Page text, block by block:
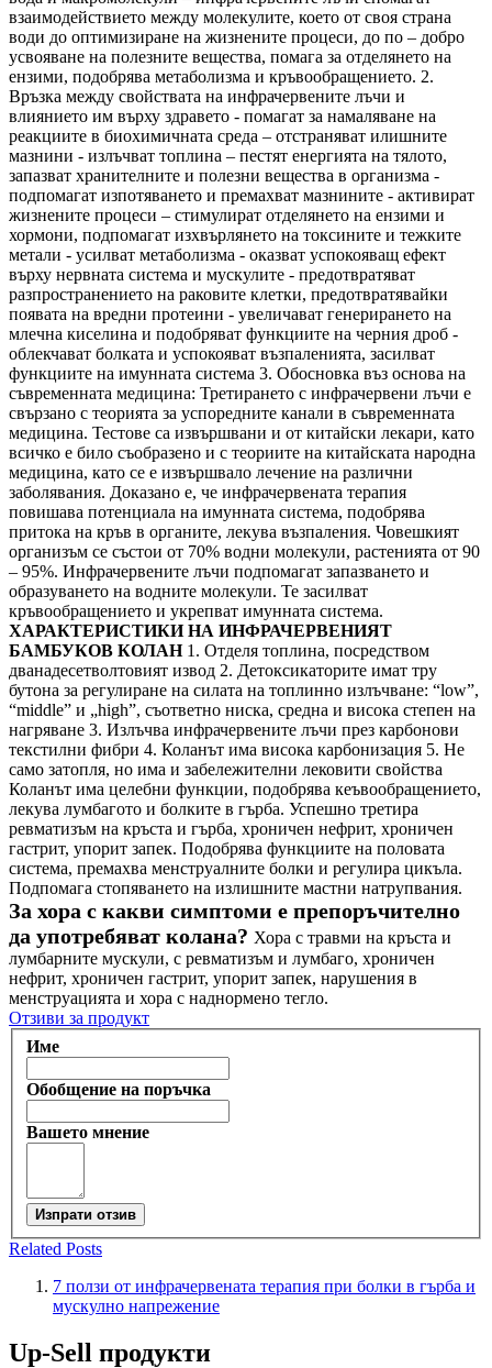
взаимодействието между молекулите, което от своя страна
води до оптимизиране на жизнените процеси, до по – добро
усвояване на полезните вещества, помага за отделянето на
ензими, подобрява метаболизма и кръвообращението. 2.
Връзка между свойствата на инфрачервените лъчи и
влиянието им върху здравето - помагат за намаляване на
реакциите в биохимичната среда – отстраняват илишните
мазнини - излъчват топлина – пестят енергията на тялото,
запазват хранителните и полезни вещества в организма -
подпомагат изпотяването и премахват мазнините - активират
жизнените процеси – стимулират отделянето на ензими и
хормони, подпомагат изхвърлянето на токсините и тежките
метали - усилват метаболизма - оказват успокояващ ефект
върху нервната система и мускулите - предотвратяват
разпространението на раковите клетки, предотвратявайки
появата на вредни протеини - увеличават генерирането на
млечна киселина и подобряват функциите на черния дроб -
облекчават болката и успокояват възпаленията, засилват
функциите на имунната система 3. Обосновка въз основа на
съвременната медицина: Третирането с инфрачервени лъчи е
свързано с теорията за успоредните канали в съвременната
медицина. Тестове са извършвани и от китайски лекари, като
всичко е било съобразено и с теориите на китайската народна
медицина, като се е извършвало лечение на различни
заболявания. Доказано е, че инфрачервената терапия
повишава потенциала на имунната система, подобрява
притока на кръв в органите, лекува възпаления. Човешкият
организъм се състои от 70% водни молекули, растенията от 90
– 95%. Инфрачервените лъчи подпомагат запазването и
образуването на водните молекули. Те засилват
кръвообращението и укрепват имунната система.
ХАРАКТЕРИСТИКИ НА ИНФРАЧЕРВЕНИЯТ
БАМБУКОВ КОЛАН 1. Отделя топлина, посредством
дванадесетволтовият извод 2. Детоксикаторите имат тру
бутона за регулиране на силата на топлинно излъчване: “low”,
“middle” и „high”, съответно ниска, средна и висока степен на
нагряване 3. Излъчва инфрачервените лъчи през карбонови
текстилни фибри 4. Коланът има висока карбонизация 5. Не
само затопля, но има и забележителни лековити свойства
Коланът има целебни функции, подобрява кеъвообращението,
лекува лумбагото и болките в гърба. Успешно третира
ревматизъм на кръста и гърба, хроничен нефрит, хроничен
гастрит, упорит запек. Подобрява функциите на половата
система, премахва менструалните болки и регулира цикъла.
Подпомага стопяването на излишните мастни натрупвания.
За хора с какви симптоми е препоръчително
да употребяват колана? Хора с травми на кръста и
лумбарните мускули, с ревматизъм и лумбаго, хроничен
нефрит, хроничен гастрит, упорит запек, нарушения в
менструацията и хора с наднормено тегло.
Отзиви за продукт
Име
Обобщение на поръчка
Вашето мнение
Изпрати отзив
Related Posts
7 ползи от инфрачервената терапия при болки в гърба и
мускулно напрежение
Up-Sell продукти